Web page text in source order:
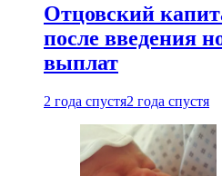
Отцовский
после введения
выплат
2 года спустя2 года спустя